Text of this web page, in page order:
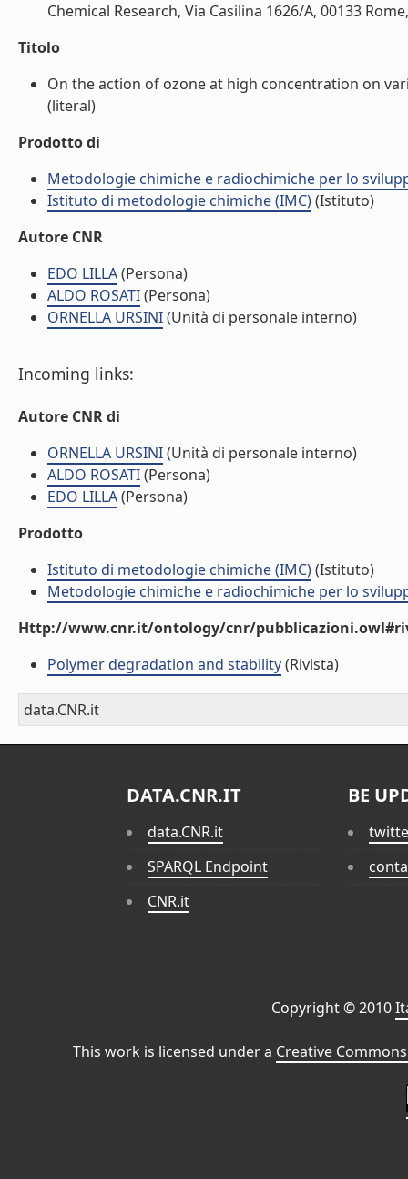
Chemical Research, Via Casilina 1626/A, 00133
Titolo
On the action of ozone at high concentration on
(literal)
Prodotto di
Metodologie chimiche e radiochimiche per lo
Istituto di metodologie chimiche (IMC)(Istituto)
Autore CNR
EDO LILLA(Persona)
ALDO ROSATI(Persona)
ORNELLA URSINI(Unità di personale interno)
Incoming links:
Autore CNR di
ORNELLA URSINI(Unità di personale interno)
ALDO ROSATI(Persona)
EDO LILLA(Persona)
Prodotto
Istituto di metodologie chimiche (IMC)(Istituto)
Metodologie chimiche e radiochimiche per lo
Http://www.cnr.it/ontology/cnr/
Polymer degradation and stability(Rivista)
data.CNR.it
DATA.CNR.IT
data.CNR.it
SPARQL Endpoint
CNR.it
BE
Copyright © 2010
This work is licensed under a Creative